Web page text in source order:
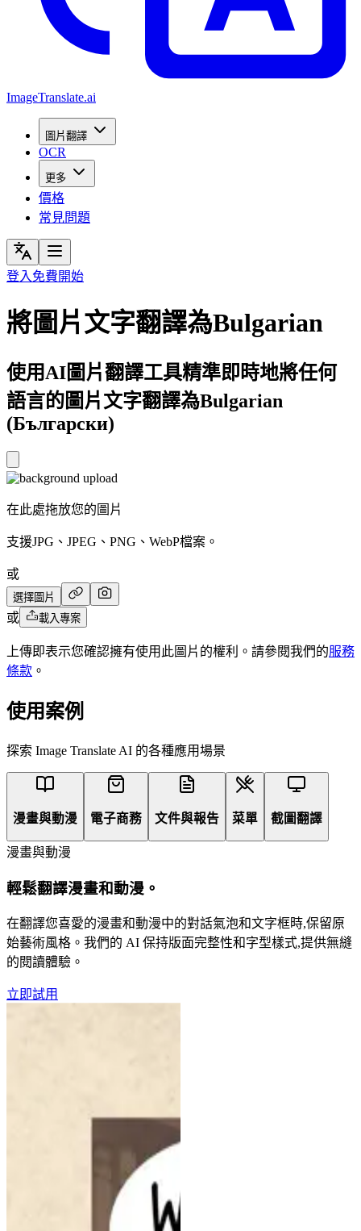
ImageTranslate.ai
圖片翻譯
OCR
更多
價格
常見問題
登入 免費開始
將圖片文字翻譯為Bulgarian
使用AI圖片翻譯工具精準即時地將任何
語言的圖片文字翻譯為Bulgarian
(Български)
在此處拖放您的圖片
支援JPG、JPEG、PNG、WebP檔案。
或
選擇圖片
或 載入專案
上傳即表示您確認擁有使用此圖片的權利。請參閱我們的服務
條款 。
使用案例
探索 Image Translate AI 的各種應用場景
漫畫與動漫 電子商務 文件與報告 菜單 截圖翻譯
漫畫與動漫
輕鬆翻譯漫畫和動漫。
在翻譯您喜愛的漫畫和動漫中的對話氣泡和文字框時,保留原
始藝術風格。我們的 AI 保持版面完整性和字型樣式,提供無縫
的閱讀體驗。
立即試用